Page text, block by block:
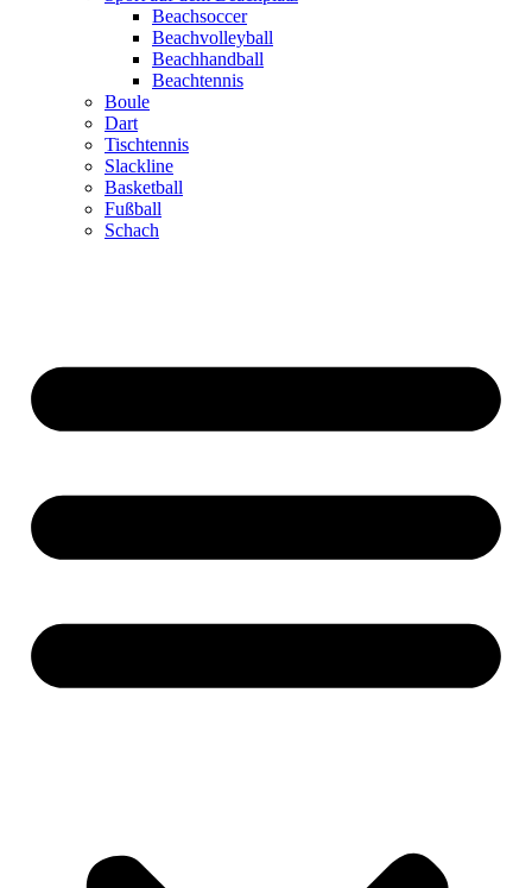
Beachsoccer
Beachvolleyball
Beachhandball
Beachtennis
Boule
Dart
Tischtennis
Slackline
Basketball
Fußball
Schach